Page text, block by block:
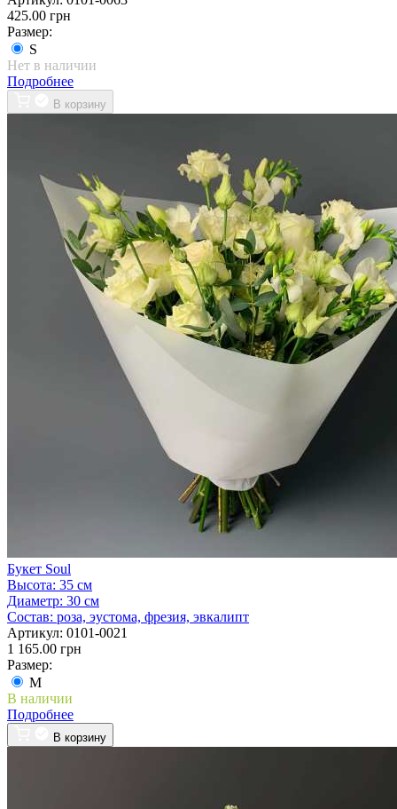
425.00 грн
Размер:
S
Нет в наличии
Подробнее
В корзину
Букет Soul
Высота: 35 см
Диаметр: 30 см
Состав: роза, эустома, фрезия, эвкалипт
Артикул: 0101-0021
1 165.00 грн
Размер:
M
В наличии
Подробнее
В корзину